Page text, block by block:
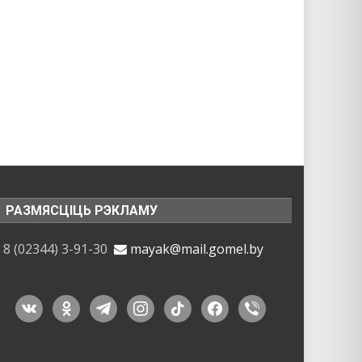
РАЗМЯСЦІЦЬ РЭКЛАМУ
8 (02344) 3-91-30 mayak@mail.gomel.by
vkontakteodnoklassniki
telegraminstagram
tiktok facebook
viber